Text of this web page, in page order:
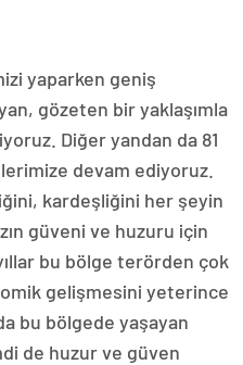
yaparken geniş
gözeten bir yaklaşımla
Diğer yandan da 81
devam ediyoruz.
kardeşliğini her şeyin
güveni ve huzuru için
bu bölge terörden çok
gelişmesini yeterince
bu bölgede yaşayan
de huzur ve güven